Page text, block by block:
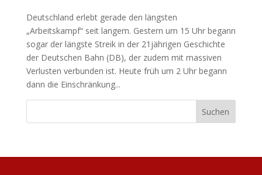
Deutschland erlebt gerade den längsten
„Arbeitskampf“ seit langem. Gestern um 15 Uhr begann
sogar der längste Streik in der 21jährigen Geschichte
der Deutschen Bahn (DB), der zudem mit massiven
Verlusten verbunden ist. Heute früh um 2 Uhr begann
dann die Einschränkung...